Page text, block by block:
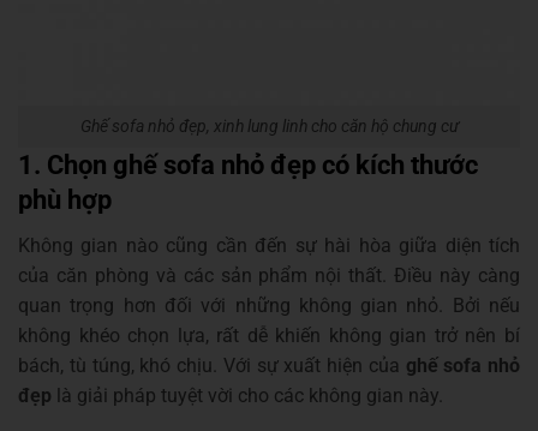
Ghế sofa nhỏ đẹp, xinh lung linh cho căn hộ chung cư
1. Chọn ghế sofa nhỏ đẹp có kích thước
phù hợp
Không gian nào cũng cần đến sự hài hòa giữa diện tích
của căn phòng và các sản phẩm nội thất. Điều này càng
quan trọng hơn đối với những không gian nhỏ. Bởi nếu
không khéo chọn lựa, rất dễ khiến không gian trở nên bí
bách, tù túng, khó chịu. Với sự xuất hiện của ghế sofa nhỏ
đẹp là giải pháp tuyệt vời cho các không gian này.